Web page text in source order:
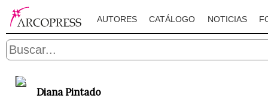
AUTORES CATÁLOGO NOTICIAS
Diana Pintado